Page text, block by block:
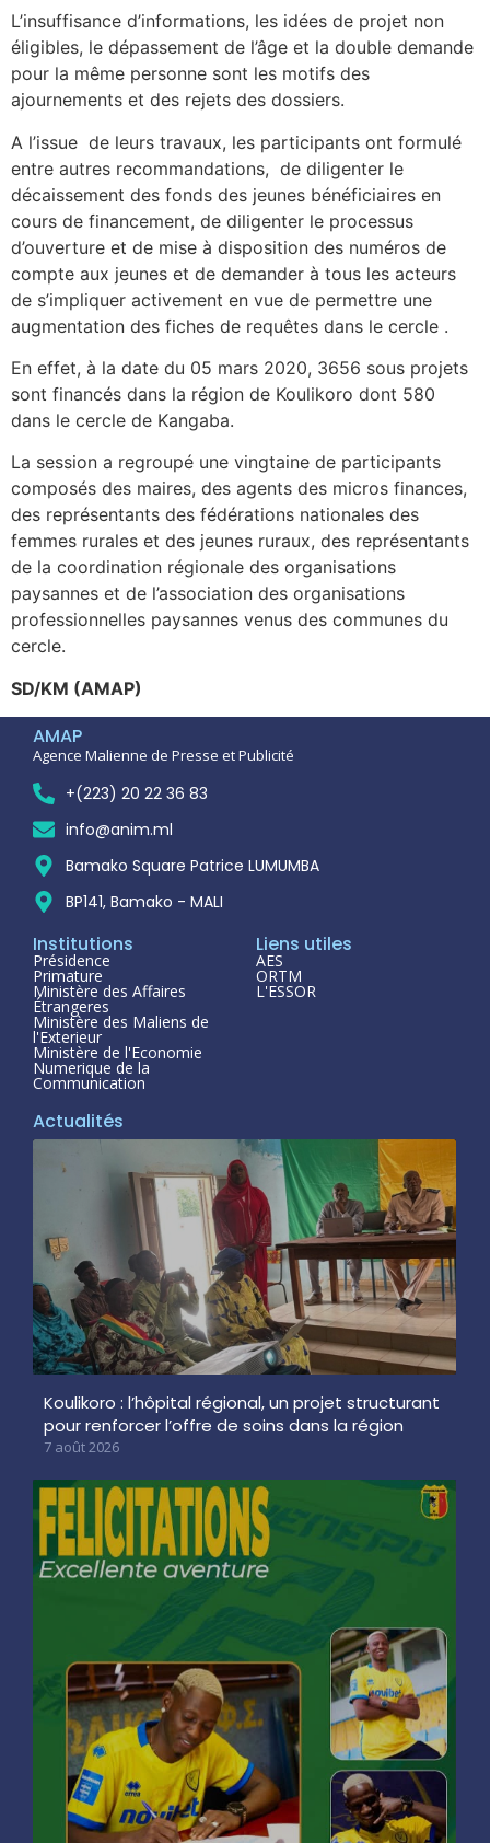
L’insuffisance d’informations, les idées de projet non
éligibles, le dépassement de l’âge et la double demande
pour la même personne sont les motifs des
ajournements et des rejets des dossiers.
A l’issue de leurs travaux, les participants ont formulé
entre autres recommandations, de diligenter le
décaissement des fonds des jeunes bénéficiaires en
cours de financement, de diligenter le processus
d’ouverture et de mise à disposition des numéros de
compte aux jeunes et de demander à tous les acteurs
de s’impliquer activement en vue de permettre une
augmentation des fiches de requêtes dans le cercle .
En effet, à la date du 05 mars 2020, 3656 sous projets
sont financés dans la région de Koulikoro dont 580
dans le cercle de Kangaba.
La session a regroupé une vingtaine de participants
composés des maires, des agents des micros finances,
des représentants des fédérations nationales des
femmes rurales et des jeunes ruraux, des représentants
de la coordination régionale des organisations
paysannes et de l’association des organisations
professionnelles paysannes venus des communes du
cercle.
SD/KM (AMAP)
AMAP
Agence Malienne de Presse et Publicité
+(223) 20 22 36 83
info@anim.ml
Bamako Square Patrice LUMUMBA
BP141, Bamako - MALI
Institutions
Présidence
Primature
Ministère des Affaires
Étrangeres
Ministère des Maliens de
l'Exterieur
Ministère de l'Economie
Numerique de la
Communication
Liens utiles
AES
ORTM
L'ESSOR
Actualités
Koulikoro : l’hôpital régional, un projet structurant
pour renforcer l’offre de soins dans la région
7 août 2026